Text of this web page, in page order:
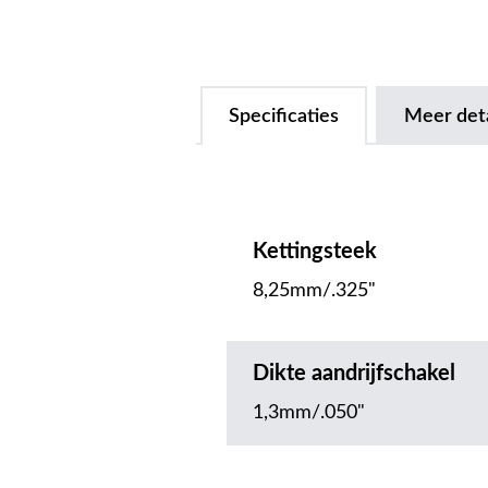
Specificaties Meer
Kettingsteek
8,25mm/.325"
Dikte aandrijfschakel
1,3mm/.050"